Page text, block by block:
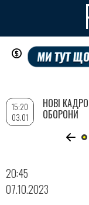
Перейти
до
вмісту
20:45
07.10.2023
15:20
03.01
НОВІ
ОБОРОНИ